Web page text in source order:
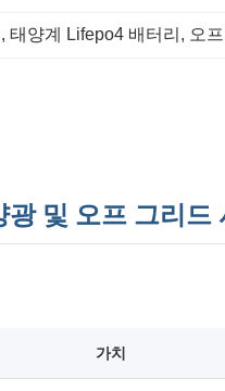
, 태양계 Lifepo4 배터리 , 오
및 오프 그리드
가치